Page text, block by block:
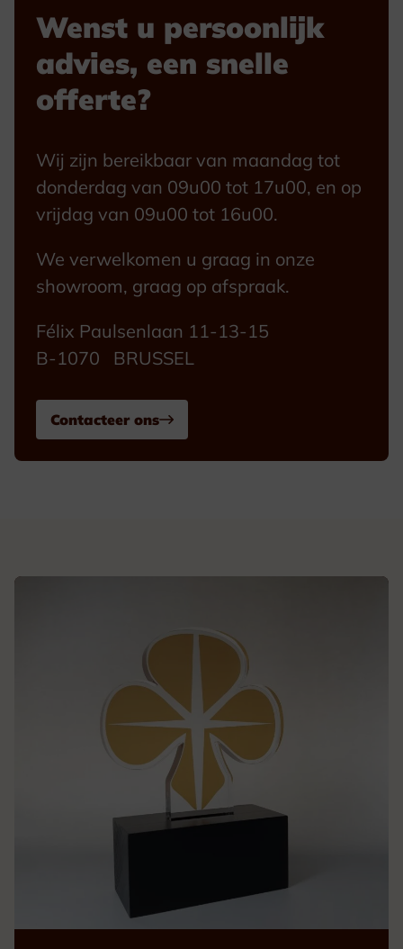
Wenst u persoonlijk
advies, een snelle
offerte?
Wij zijn bereikbaar van maandag tot
donderdag van 09u00 tot 17u00, en op
vrijdag van 09u00 tot 16u00.
We verwelkomen u graag in onze
showroom, graag op afspraak.
Félix Paulsenlaan 11-13-15
B-1070 BRUSSEL
Contacteer ons